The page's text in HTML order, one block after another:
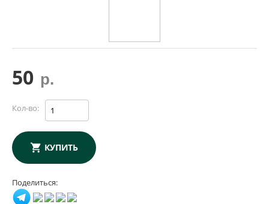
50 р.
Кол-во:
КУПИТЬ
Поделиться: